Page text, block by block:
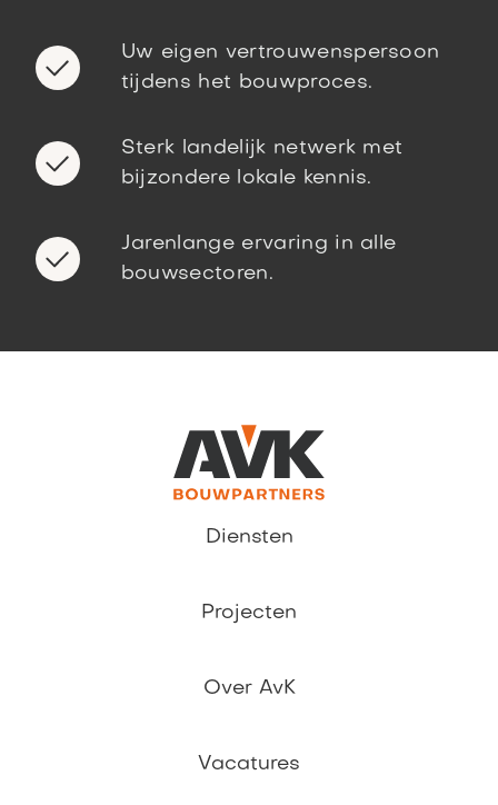
Uw eigen vertrouwenspersoon
tijdens het bouwproces.
Sterk landelijk netwerk met
bijzondere lokale kennis.
Jarenlange ervaring in alle
bouwsectoren.
Diensten
Projecten
Over AvK
Vacatures